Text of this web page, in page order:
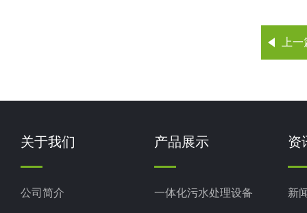
上
关于我们
公司简介
产品展示
一体化污水处理设备
资
新